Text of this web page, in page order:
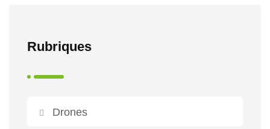
Rubriques
Drones